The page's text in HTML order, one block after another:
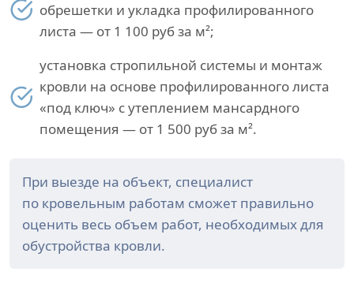
обрешетки и укладка профилированного
листа — от 1 100 руб за м²;
установка стропильной системы и монтаж
кровли на основе профилированного листа
«под ключ» с утеплением мансардного
помещения — от 1 500 руб за м².
При выезде на объект, специалист
по кровельным работам сможет правильно
оценить весь объем работ, необходимых для
обустройства кровли.